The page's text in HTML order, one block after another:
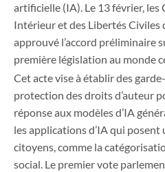
artificielle (IA). Le 13 février, les
Intérieur et des Libertés
approuvé l’accord préliminaire
première législation au monde
Cet acte vise à établir des
protection des droits d’auteur
réponse aux modèles d’IA
les applications d’IA qui posent
citoyens, comme la
social. Le premier vote